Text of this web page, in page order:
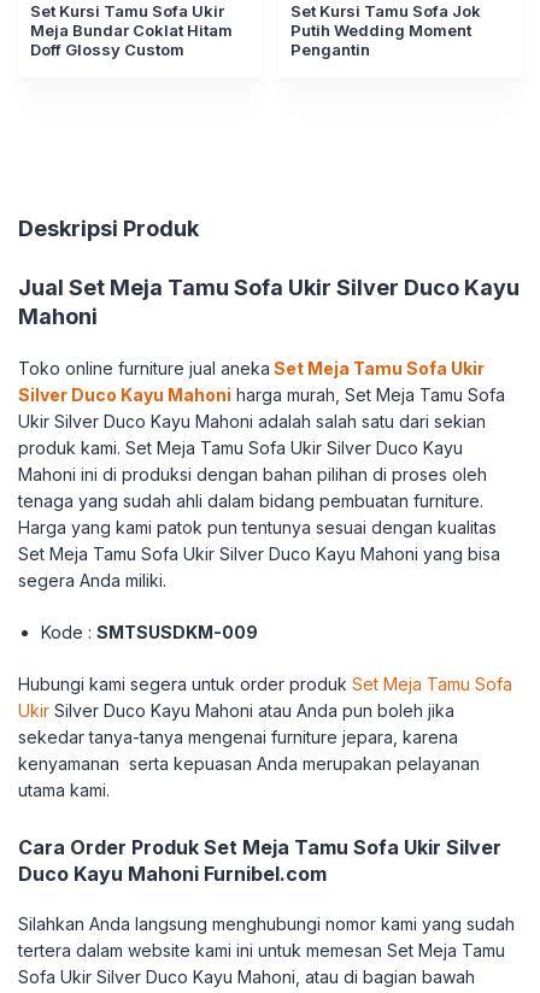
Set Kursi Tamu Sofa Ukir
Meja Bundar Coklat Hitam
Doff Glossy Custom
Set Kursi Tamu Sofa Jok
Putih Wedding Moment
Pengantin
Deskripsi Produk
Jual Set Meja Tamu Sofa Ukir Silver Duco Kayu
Mahoni
Toko online furniture jual aneka Set Meja Tamu Sofa Ukir
Silver Duco Kayu Mahoni harga murah, Set Meja Tamu Sofa
Ukir Silver Duco Kayu Mahoni adalah salah satu dari sekian
produk kami. Set Meja Tamu Sofa Ukir Silver Duco Kayu
Mahoni ini di produksi dengan bahan pilihan di proses oleh
tenaga yang sudah ahli dalam bidang pembuatan furniture.
Harga yang kami patok pun tentunya sesuai dengan kualitas
Set Meja Tamu Sofa Ukir Silver Duco Kayu Mahoni yang bisa
segera Anda miliki.
Kode :SMTSUSDKM-009
Hubungi kami segera untuk order produk Set Meja Tamu Sofa
Ukir Silver Duco Kayu Mahoni atau Anda pun boleh jika
sekedar tanya-tanya mengenai furniture jepara, karena
kenyamanan serta kepuasan Anda merupakan pelayanan
utama kami.
Cara Order Produk Set Meja Tamu Sofa Ukir Silver
Duco Kayu Mahoni Furnibel.com
Silahkan Anda langsung menghubungi nomor kami yang sudah
tertera dalam website kami ini untuk memesan Set Meja Tamu
Sofa Ukir Silver Duco Kayu Mahoni, atau di bagian bawah